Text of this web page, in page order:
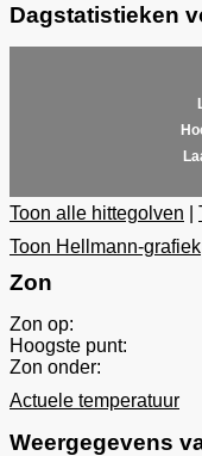
Dagstatistieken
Toon alle hittegolven
Toon Hellmann-grafiek
Zon
Zon op:
Hoogste punt:
Zon onder:
Actuele temperatuur
Weergegevens